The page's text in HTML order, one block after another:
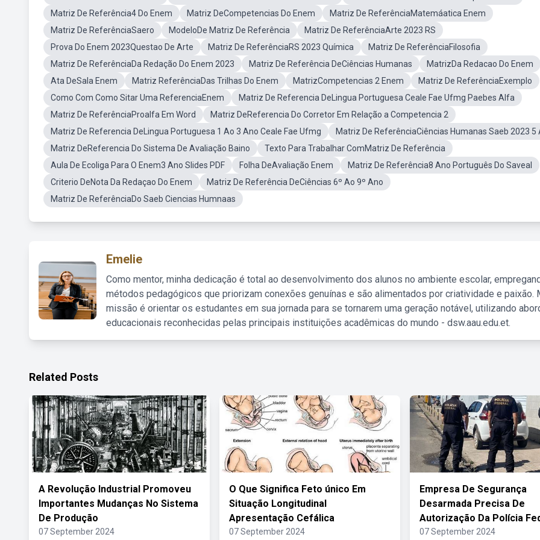
Matriz De Referência4 Do Enem
Matriz DeCompetencias Do Enem
Matriz De ReferênciaMatemáatica Enem
Matriz De ReferênciaSaero
ModeloDe Matriz De Referência
Matriz De ReferênciaArte 2023 RS
Prova Do Enem 2023Questao De Arte
Matriz De ReferênciaRS 2023 Química
Matriz De ReferênciaFilosofia
Matriz De ReferênciaDa Redação Do Enem 2023
Matriz De Referência DeCiências Humanas
MatrizDa Redacao Do Enem
Ata DeSala Enem
Matriz ReferênciaDas Trilhas Do Enem MatrizCompetencias 2 Enem
Matriz De ReferênciaExemplo
Como Com Como Sitar Uma ReferenciaEnem
Matriz De Referencia DeLingua Portuguesa Ceale Fae Ufmg Paebes Alfa
Matriz De ReferênciaProalfa Em Word
Matriz DeReferencia Do Corretor Em Relação a Competencia 2
Matriz De Referencia DeLingua Portuguesa 1 Ao 3 Ano Ceale Fae Ufmg
Matriz De ReferênciaCiências Humanas Saeb 2023 5
Matriz DeReferencia Do Sistema De Avaliação Baino
Texto Para Trabalhar ComMatriz De Referência
Aula De Ecoliga Para O Enem3 Ano Slides PDF
Folha DeAvaliação Enem
Matriz De Referência8 Ano Português Do Saveal
Criterio DeNota Da Redaçao Do Enem
Matriz De Referência DeCiências 6º Ao 9º Ano
Matriz De ReferênciaDo Saeb Ciencias Humnaas
Emelie
Como mentor, minha dedicação é total ao desenvolvimento dos alunos no ambiente escolar,
métodos pedagógicos que priorizam conexões genuínas e são alimentados por criatividade e paixão.
missão é orientar os estudantes em sua jornada para se tornarem uma geração notável, utilizando
educacionais reconhecidas pelas principais instituições acadêmicas do mundo - dsw.aau.edu.et.
Related Posts
A Revolução Industrial Promoveu
Importantes Mudanças No Sistema
De Produção
07 September 2024
O Que Significa Feto único Em
Situação Longitudinal
Apresentação Cefálica
07 September 2024
Empresa De Segurança
Desarmada Precisa De
Autorização Da Polícia
07 September 2024